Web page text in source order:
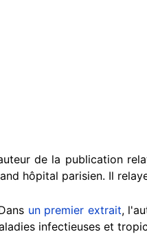
de la publication
hôpital parisien. Il
un premier extrait,
infectieuses et